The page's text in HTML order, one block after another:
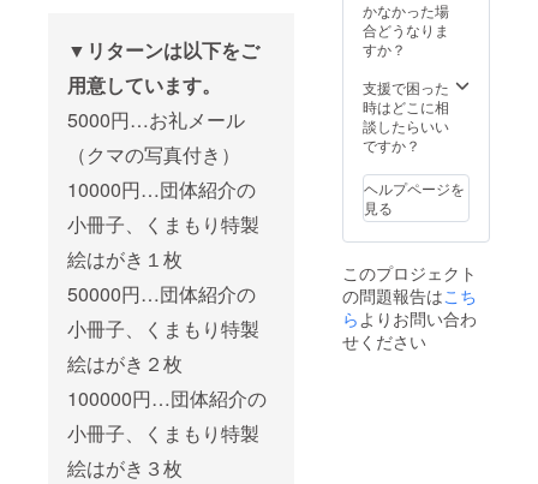
▼リターンは以下をご
用意しています。
5000円…お礼メール
（クマの写真付き）
10000円…団体紹介の
小冊子、くまもり特製
絵はがき１枚
50000円…団体紹介の
小冊子、くまもり特製
絵はがき２枚
100000円…団体紹介の
小冊子、くまもり特製
絵はがき３枚
かなかった場
合どうなりま
すか？
支援で困った
時はどこに相
談したらいい
ですか？
ヘルプページを
見る
このプロジェクト
の問題報告はこち
らよりお問い合わ
せください